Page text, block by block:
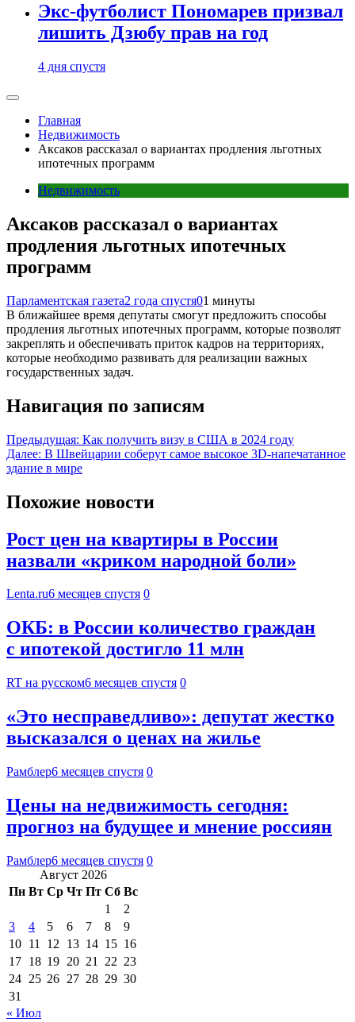
Экс-футболист Пономарев призвал
лишить Дзюбу прав на год
4 дня спустя
Главная
Недвижимость
Аксаков рассказал о вариантах продления льготных
ипотечных программ
Недвижимость
Аксаков рассказал о вариантах
продления льготных ипотечных
программ
Парламентская газета2 года спустя01 минуты
В ближайшее время депутаты смогут предложить способы
продления льготных ипотечных программ, которые позволят
закреплять и обеспечивать приток кадров на территориях,
которые необходимо развивать для реализации важных
государственных задач.
Навигация по записям
Предыдущая: Как получить визу в США в 2024 году
Далее: В Швейцарии соберут самое высокое 3D-напечатанное
здание в мире
Похожие новости
Рост цен на квартиры в России
назвали «криком народной боли»
Lenta.ru6 месяцев спустя 0
ОКБ: в России количество граждан
с ипотекой достигло 11 млн
RT на русском6 месяцев спустя 0
«Это несправедливо»: депутат жестко
высказался о ценах на жилье
Рамблер6 месяцев спустя 0
Цены на недвижимость сегодня:
прогноз на будущее и мнение россиян
Рамблер6 месяцев спустя 0
Август 2026
Пн Вт Ср Чт Пт Сб Вс
1
2
3
4 5 6 7 8
9
10 11 12 13 14 15 16
17 18 19 20 21 22 23
24 25 26 27 28 29 30
31
« Июл